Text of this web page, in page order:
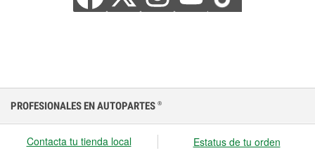
PROFESIONALES EN AUTOPARTES ®
Contacta tu tienda local Estatus de tu orden